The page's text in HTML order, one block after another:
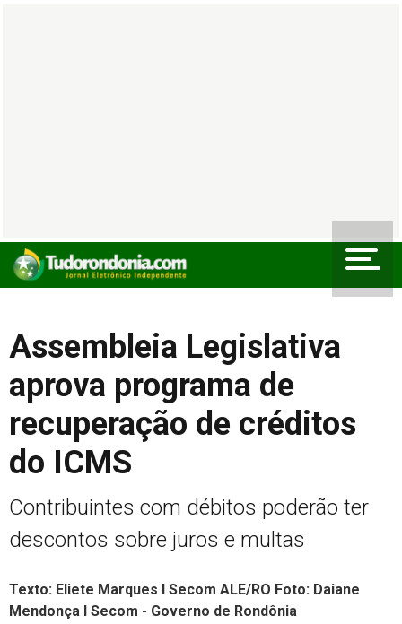
Assembleia Legislativa
aprova programa de
recuperação de créditos
do ICMS
Contribuintes com débitos poderão ter
descontos sobre juros e multas
Texto: Eliete Marques I Secom ALE/RO Foto: Daiane
Mendonça I Secom - Governo de Rondônia